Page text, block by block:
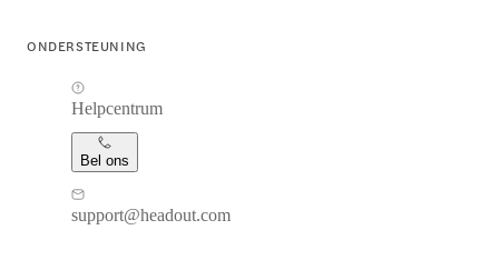
ONDERSTEUNING
Helpcentrum
Bel ons
support@headout.com